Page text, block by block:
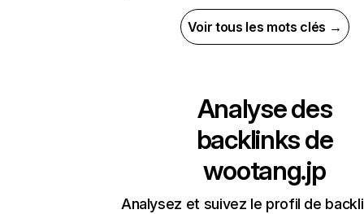
Voir tous les mots clés →
Analyse des
backlinks de
wootang.jp
Analysez et suivez le profil de